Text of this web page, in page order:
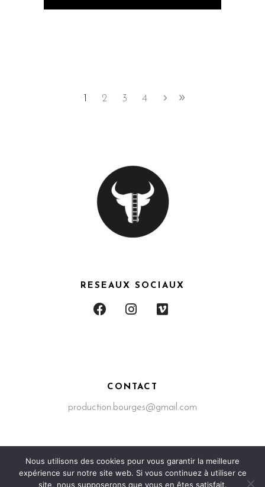
2 3 4
RESEAUX SOCIAUX
CONTACT
production.bourges@gmail.com
Production Bourges – 2023 © Tous droits réservés –
Nous utilisons des cookies pour vous garantir la meilleure
expérience sur notre site web. Si vous continuez à utiliser ce
site, nous supposerons que vous en êtes satisfait.